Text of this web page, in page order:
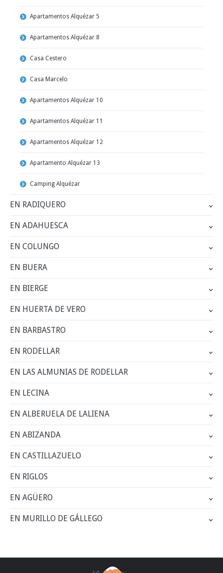
Apartamentos Alquézar 5
Apartamentos Alquézar 8
Casa Cestero
Casa Marcelo
Apartamentos Alquézar 10
Apartamentos Alquézar 11
Apartamentos Alquézar 12
Apartamento Alquézar 13
Camping Alquézar
EN RADIQUERO
EN ADAHUESCA
EN COLUNGO
EN BUERA
EN BIERGE
EN HUERTA DE VERO
EN BARBASTRO
EN RODELLAR
EN LAS ALMUNIAS DE RODELLAR
EN LECINA
EN ALBERUELA DE LALIENA
EN ABIZANDA
EN CASTILLAZUELO
EN RIGLOS
EN AGÜERO
EN MURILLO DE GÁLLEGO